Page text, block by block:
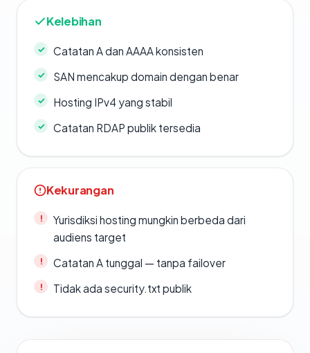
Kelebihan
Catatan A dan AAAA konsisten
SAN mencakup domain dengan benar
Hosting IPv4 yang stabil
Catatan RDAP publik tersedia
Kekurangan
Yurisdiksi hosting mungkin berbeda dari
audiens target
Catatan A tunggal — tanpa failover
Tidak ada security.txt publik